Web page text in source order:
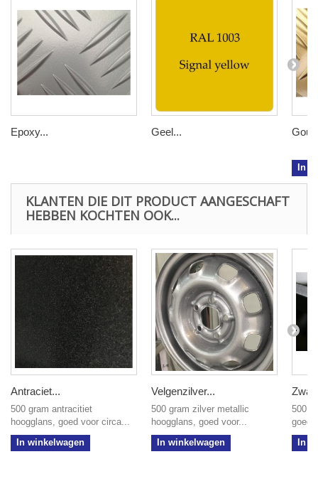
Epoxy... Geel...
In
KLANTEN DIE DIT PRODUCT AANGESCHAFT
HEBBEN KOCHTEN OOK...
Antraciet...
500 gram antracitiet
hoogglans, goed voor circa...
In winkelwagen
Velgenzilver...
500 gram zilver metallic
hoogglans, goed voor...
In winkelwagen
500
goed
In